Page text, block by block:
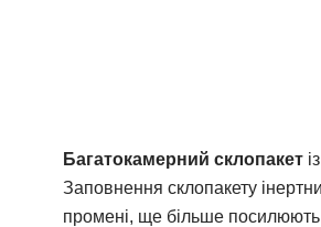
Багатокамерний склопакет
Заповнення склопакету
промені, ще більше посилюють